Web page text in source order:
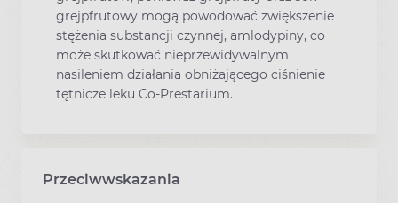
grejpfrutowy mogą powodować zwiększenie
stężenia substancji czynnej, amlodypiny, co
może skutkować nieprzewidywalnym
nasileniem działania obniżającego ciśnienie
tętnicze leku Co-Prestarium.
Przeciwwskazania